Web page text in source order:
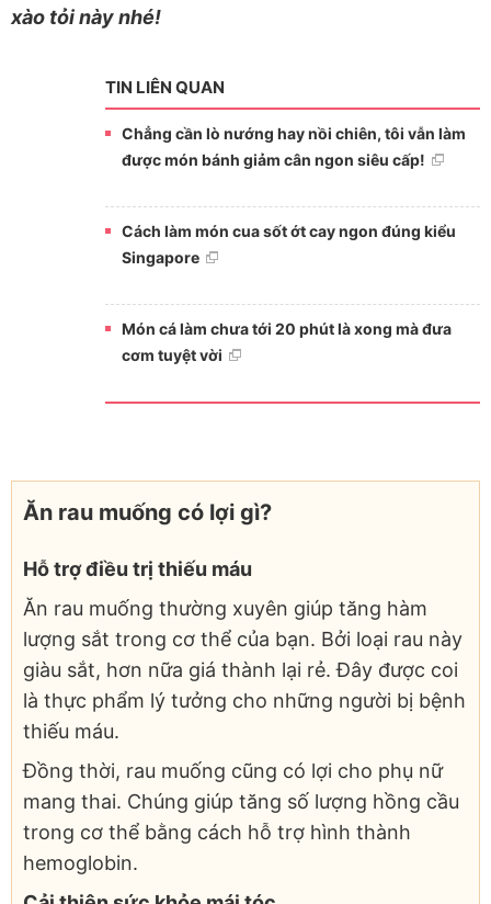
xào tỏi này nhé!
TIN LIÊN QUAN
Chẳng cần lò nướng hay nồi chiên, tôi vẫn làm
được món bánh giảm cân ngon siêu cấp!
Cách làm món cua sốt ớt cay ngon đúng kiểu
Singapore
Món cá làm chưa tới 20 phút là xong mà đưa
cơm tuyệt vời
Ăn rau muống có lợi gì?
Hỗ trợ điều trị thiếu máu
Ăn rau muống thường xuyên giúp tăng hàm
lượng sắt trong cơ thể của bạn. Bởi loại rau này
giàu sắt, hơn nữa giá thành lại rẻ. Đây được coi
là thực phẩm lý tưởng cho những người bị bệnh
thiếu máu.
Đồng thời, rau muống cũng có lợi cho phụ nữ
mang thai. Chúng giúp tăng số lượng hồng cầu
trong cơ thể bằng cách hỗ trợ hình thành
hemoglobin.